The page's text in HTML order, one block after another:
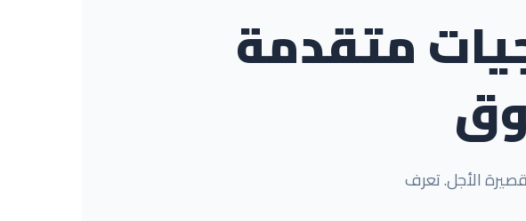
متقدمة
قصيرة الأجل. تعرف